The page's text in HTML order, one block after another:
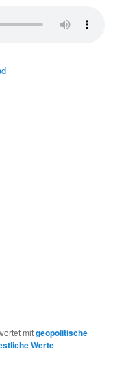
mitgeopolitische
Werte